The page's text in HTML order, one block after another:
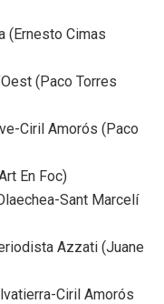
(Ernesto Cimas
(Paco Torres
Ciril Amorós (Paco
En Foc)
Sant Marcelí
Azzati (Juane
Ciril Amorós